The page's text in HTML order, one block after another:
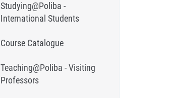
Studying@Poliba -
International Students
Course Catalogue
Teaching@Poliba - Visiting
Professors